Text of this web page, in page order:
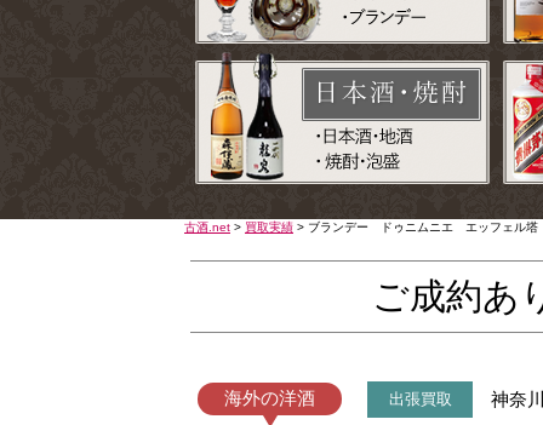
古酒.net > 買取実績 > ブランデー ドゥニムニエ エッフェル
ご成約あ
海外の洋酒 出張買取 神奈